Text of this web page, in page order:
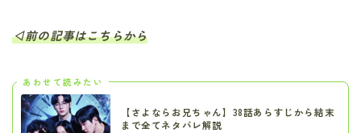
◁前の記事はこちらから
あわせて読みたい
【さよならお兄ちゃん】38話あらすじから結末
まで全てネタバレ解説